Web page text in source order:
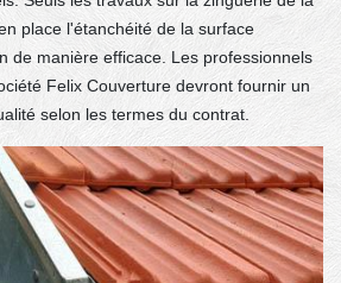
place l'étanchéité de la surface
de manière efficace. Les professionnels
Felix Couverture devront fournir un
selon les termes du contrat.